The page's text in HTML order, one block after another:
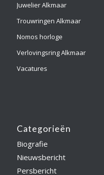
Juwelier Alkmaar
Trouwringen Alkmaar
Nomos horloge
Verlovingsring Alkmaar
Vacatures
Categorieën
Biografie
Nieuwsbericht
Persbericht